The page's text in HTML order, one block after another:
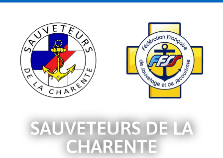
SAUVETEURS DE LA
CHARENTE